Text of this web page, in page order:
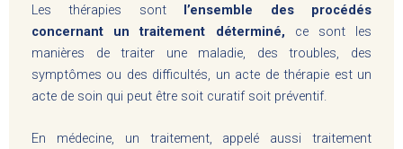
Les thérapies sont l’ensemble des procédés
concernant un traitement déterminé, ce sont les
manières de traiter une maladie, des troubles, des
symptômes ou des difficultés, un acte de thérapie est un
acte de soin qui peut être soit curatif soit préventif.
En médecine, un traitement, appelé aussi traitement